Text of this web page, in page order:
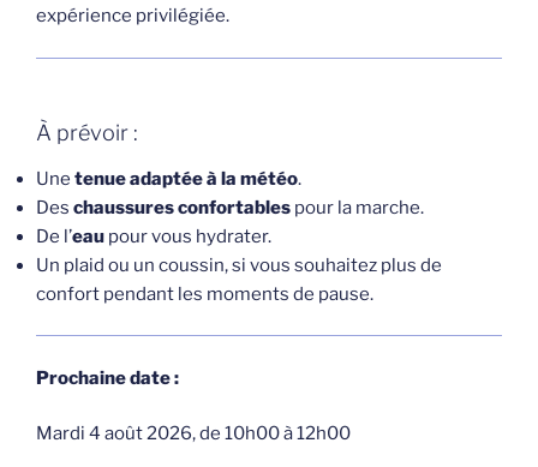
expérience privilégiée.
À prévoir :
Une tenue adaptée à la météo.
Des chaussures confortables pour la marche.
De l’eau pour vous hydrater.
Un plaid ou un coussin, si vous souhaitez plus de
confort pendant les moments de pause.
Prochaine date :
Mardi 4 août 2026, de 10h00 à 12h00